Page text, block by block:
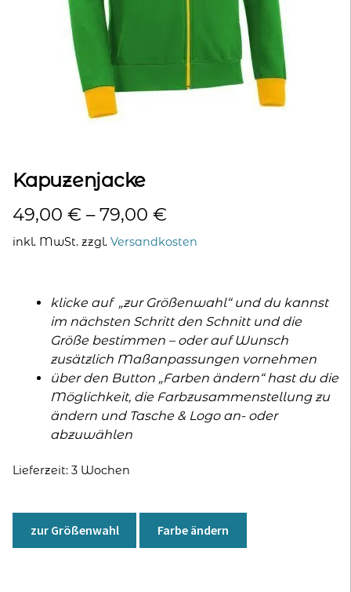
Kapuzenjacke
49,00 € –79,00 €
inkl. MwSt. zzgl. Versandkosten
klicke auf „zur Größenwahl“ und du kannst
im nächsten Schritt den Schnitt und die
Größe bestimmen – oder auf Wunsch
zusätzlich Maßanpassungen vornehmen
über den Button „Farben ändern“ hast du die
Möglichkeit, die Farbzusammenstellung zu
ändern und Tasche & Logo an- oder
abzuwählen
Lieferzeit: 3 Wochen
zur Größenwahl Farbe ändern